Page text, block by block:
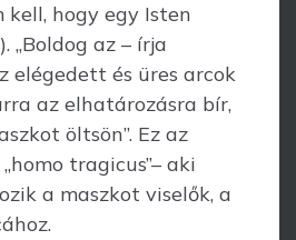
kell, hogy egy Isten
„Boldog az – írja
elégedett és üres arcok
az elhatározásra bír,
öltsön”. Ez az
tragicus”– aki
a maszkot viselők, a